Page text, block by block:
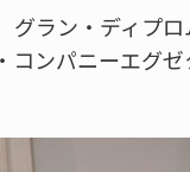
ラン・ディプロ
ンパニーエグ